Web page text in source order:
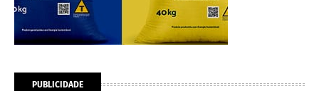
PUBLICIDADE